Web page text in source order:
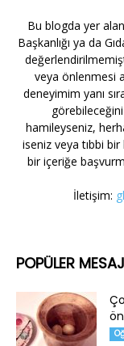
Bu blogda yer alan
Başkanlığı ya da
veya önlenmesi
deneyimim yanı
hamileyseniz,
iseniz veya tıbbi
bir içeriğe
İletişim:
POPÜLER